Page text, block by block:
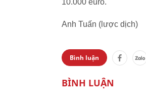
10.000 euro.
Anh Tuấn (lược dịch)
Bình luận